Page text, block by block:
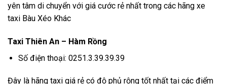
yên tâm di chuyển với giá cước rẻ nhất trong các hãng xe
taxi Bàu Xéo Khác
Taxi Thiên An – Hàm Rồng
Số điện thoại: 0251.3.39.39.39
Đây là hãng taxi giá rẻ có độ phủ rộng tốt nhất tại các điểm